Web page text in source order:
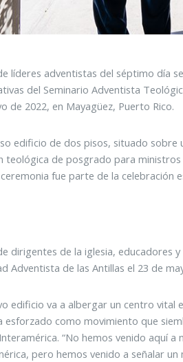
líderes adventistas del séptimo día
del Seminario Adventista
de 2022, en Mayagüez, Puerto Rico.
edificio de dos pisos, situado sobre
teológica de posgrado para
fue parte de la celebración
dirigentes de la iglesia, educadores
Adventista de las Antillas el 23 de
edificio va a albergar un centro
esforzado como movimiento que
“No hemos venido aquí
pero hemos venido a señalar